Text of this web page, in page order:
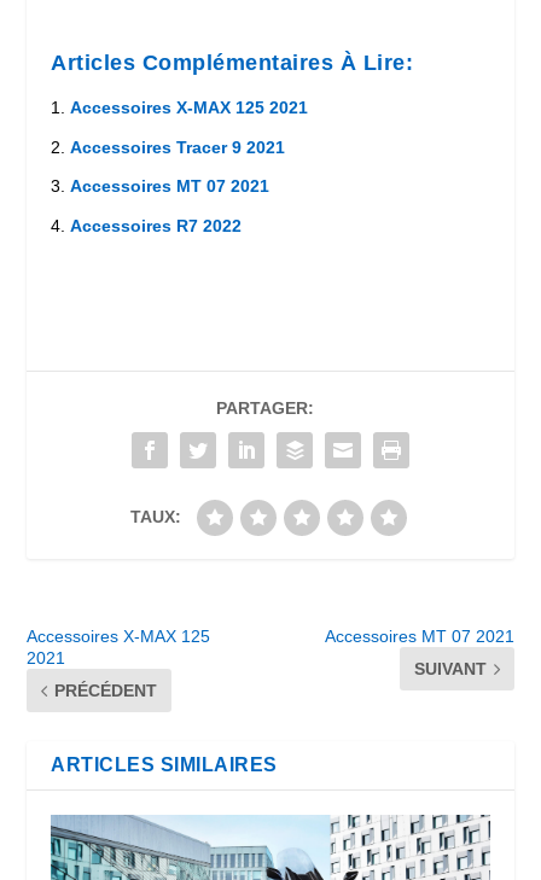
Articles Complémentaires À Lire:
Accessoires X-MAX 125 2021
Accessoires Tracer 9 2021
Accessoires MT 07 2021
Accessoires R7 2022
PARTAGER:
TAUX:
Accessoires X-MAX 125
2021
PRÉCÉDENT
Accessoires MT 07 2021
SUIVANT
ARTICLES SIMILAIRES